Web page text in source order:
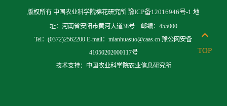
版权所有 中国农业科学院棉花研究所豫ICP备12016946号-1 地
址：河南省安阳市黄河大道38号 邮编：455000
Tel：(0372)2562200 E-mail：mianhuasuo@caas.cn 豫公网安备
41050202000117号
技术支持：中国农业科学院农业信息研究所
TOP